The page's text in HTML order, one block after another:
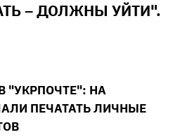
– ДОЛЖНЫ УЙТИ".
"УКРПОЧТЕ": НА
ПЕЧАТАТЬ ЛИЧНЫЕ